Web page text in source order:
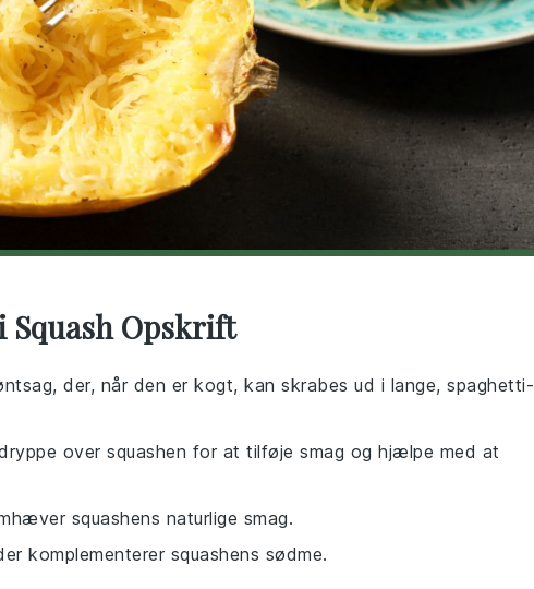
Squash Opskrift
der, når den er kogt, kan skrabes ud i lange, spaghetti-
over squashen for at tilføje smag og hjælpe med at
squashens naturlige smag.
komplementerer squashens sødme.